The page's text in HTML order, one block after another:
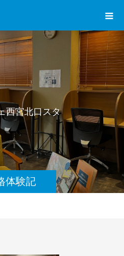
体験記
宮北口スタジオ